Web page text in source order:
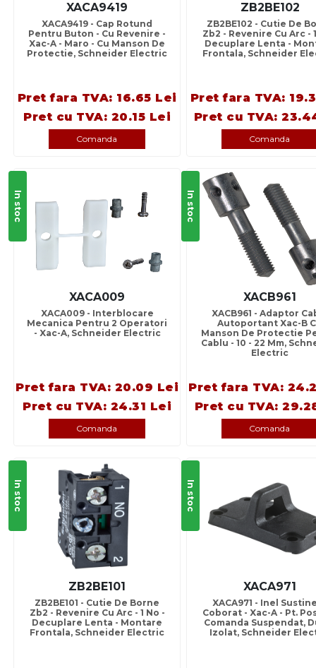
XACA9419
XACA9419 - Cap Rotund
Pentru Buton - Cu Revenire -
Xac-A - Maro - Cu Manson De
Protectie, Schneider Electric
Pret fara TVA: 16.65 Lei
Pret cu TVA: 20.15 Lei
Comanda
ZB2BE102
ZB2BE102 - Cutie De
Zb2 - Revenire Cu Arc -
Decuplare Lenta -
Frontala, Schneider
Pret fara TVA:
Pret cu TVA:
Comanda
In stoc
XACA009
XACA009 - Interblocare
Mecanica Pentru 2 Operatori
- Xac-A, Schneider Electric
Pret fara TVA: 20.09 Lei
Pret cu TVA: 24.31 Lei
Comanda
In stoc
XACB961
XACB961 - Adaptor
Autoportant Xac-B
Manson De Protectie
Cablu - 10 - 22 Mm,
Electric
Pret fara TVA:
Pret cu TVA:
Comanda
In stoc
ZB2BE101
ZB2BE101 - Cutie De Borne
Zb2 - Revenire Cu Arc - 1 No -
Decuplare Lenta - Montare
Frontala, Schneider Electric
In stoc
XACA971
XACA971 - Inel
Coborat - Xac-A - Pt.
Comanda Suspendat,
Izolat, Schneider